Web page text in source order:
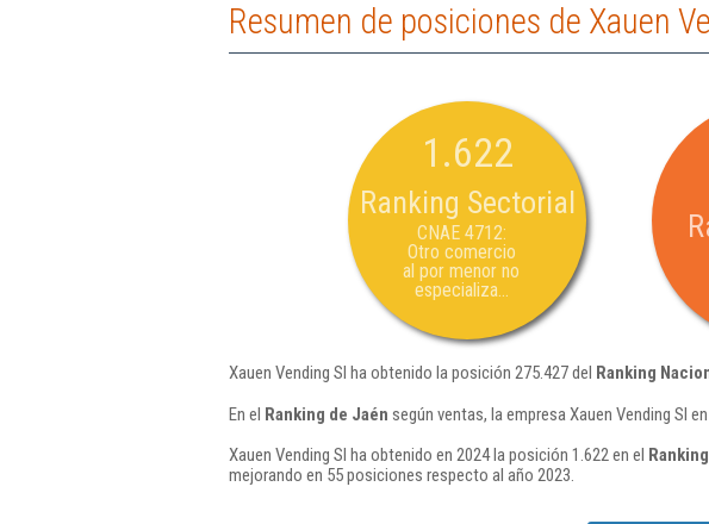
Resumen de posiciones de Xauen
1.622
Ranking Sectorial
CNAE 4712:
Otro comercio
al por menor no
especializa...
Xauen Vending Sl ha obtenido la posición 275.427 del Ranking
En el Ranking de Jaén según ventas, la empresa Xauen Vending Sl
Xauen Vending Sl ha obtenido en 2024 la posición 1.622 en el
mejorando en 55 posiciones respecto al año 2023.